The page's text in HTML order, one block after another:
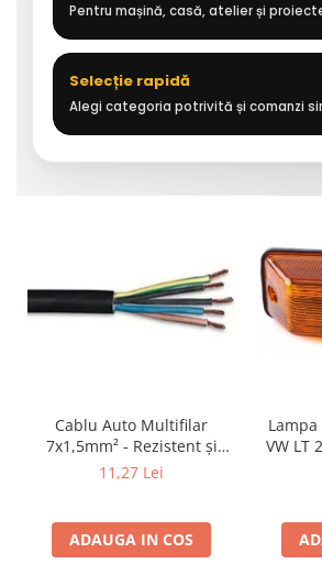
Pentru mașină, casă, atelier și
Selecție rapidă
Alegi categoria potrivită și comanzi
Cablu Auto Multifilar
7x1,5mm² - Rezistent și
Flexibil pentru Remorci 12V-
11,27 Lei
ADAUGA IN COS
VW LT